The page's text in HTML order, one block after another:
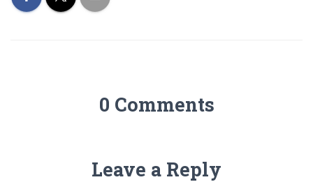
0 Comments
Leave a Reply